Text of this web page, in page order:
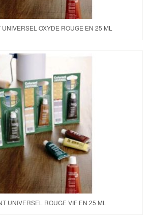
OXYDE ROUGE EN 25 ML
UNIVERSEL ROUGE VIF EN 25 ML